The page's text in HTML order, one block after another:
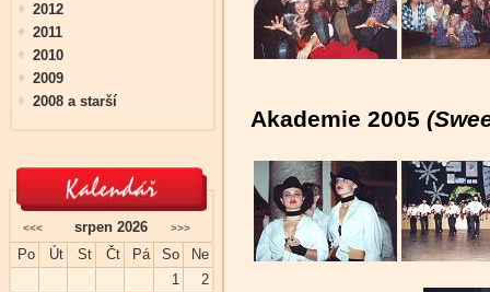
Akademie 2005
2012
2011
2010
2009
2008 a starší
<<< >>>
srpen 2026
Po
Út St Čt Pá So
Ne
1
2